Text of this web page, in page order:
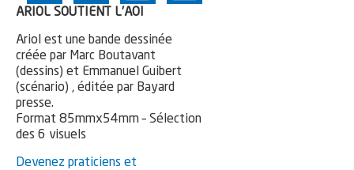
ARIOL SOUTIENT L’AOI
Ariol est une bande dessinée
créée par Marc Boutavant
(dessins) et Emmanuel Guibert
(scénario) , éditée par Bayard
presse.
Format 85mmx54mm – Sélection
des 6 visuels
Devenez praticiens et